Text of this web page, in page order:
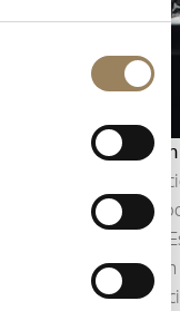
la
en
La
el
medio.
una